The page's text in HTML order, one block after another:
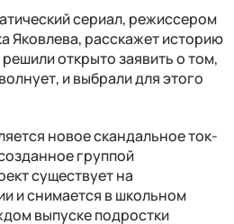
сериал, режиссером
Яковлева, расскажет историю
открыто заявить о том,
и выбрали для этого
новое скандальное ток-
группой
существует на
и снимается в школьном
выпуске подростки